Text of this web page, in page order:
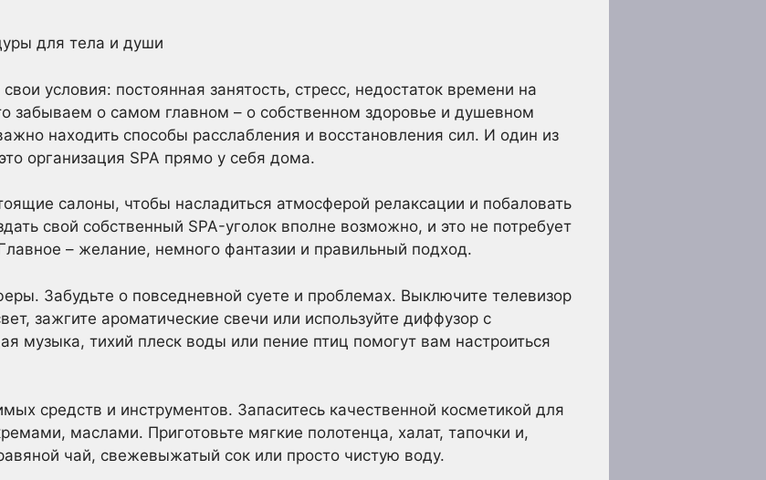
для тела и души
условия: постоянная занятость, стресс, недостаток времени на
забываем о самом главном – о собственном здоровье и душевном
находить способы расслабления и восстановления сил. И один из
организация SPA прямо у себя дома.
салоны, чтобы насладиться атмосферой релаксации и побаловать
свой собственный SPA-уголок вполне возможно, и это не потребует
– желание, немного фантазии и правильный подход.
Забудьте о повседневной суете и проблемах. Выключите телевизор
зажгите ароматические свечи или используйте диффузор с
музыка, тихий плеск воды или пение птиц помогут вам настроиться
средств и инструментов. Запаситесь качественной косметикой для
маслами. Приготовьте мягкие полотенца, халат, тапочки и,
чай, свежевыжатый сок или просто чистую воду.